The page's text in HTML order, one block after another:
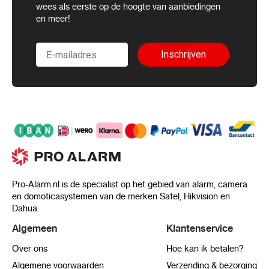
wees als eerste op de hoogte van aanbiedingen
en meer!
Inschrijven
Pro-Alarm.nl is de specialist op het gebied van alarm, camera
en domoticasystemen van de merken Satel, Hikvision en
Dahua.
Algemeen
Over ons
Algemene voorwaarden
Klantenservice
Hoe kan ik betalen?
Verzending & bezorging